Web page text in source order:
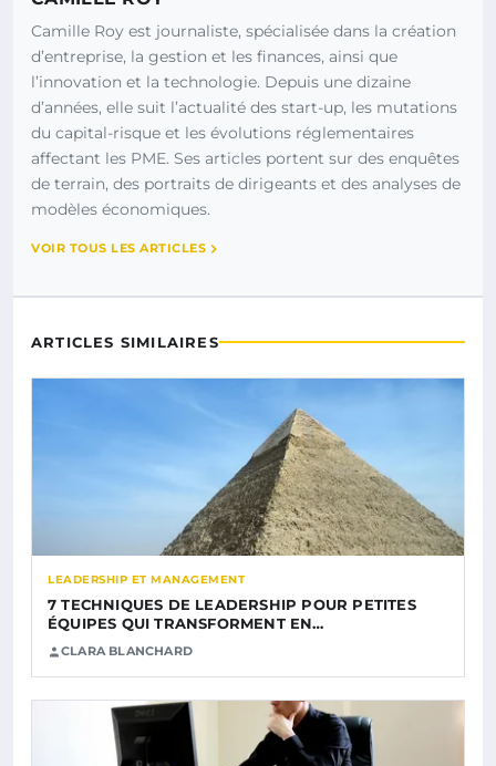
Camille Roy est journaliste, spécialisée dans la création
d’entreprise, la gestion et les finances, ainsi que
l’innovation et la technologie. Depuis une dizaine
d’années, elle suit l’actualité des start-up, les mutations
du capital-risque et les évolutions réglementaires
affectant les PME. Ses articles portent sur des enquêtes
de terrain, des portraits de dirigeants et des analyses de
modèles économiques.
VOIR TOUS LES ARTICLES
ARTICLES SIMILAIRES
LEADERSHIP ET MANAGEMENT
7 TECHNIQUES DE LEADERSHIP POUR PETITES
ÉQUIPES QUI TRANSFORMENT EN…
CLARA BLANCHARD